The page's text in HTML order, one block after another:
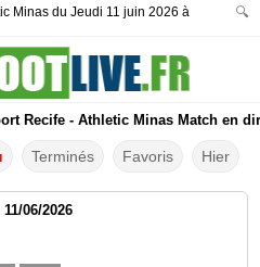
Minas du Jeudi 11 juin 2026 à
🔍
Recife - Athletic Minas Match en
Terminés Favoris Hier
06/2026